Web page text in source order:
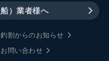
）業者様へ
釣割からのお知らせ
お問い合わせ